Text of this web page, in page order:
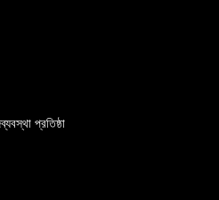
প্রতিষ্ঠা